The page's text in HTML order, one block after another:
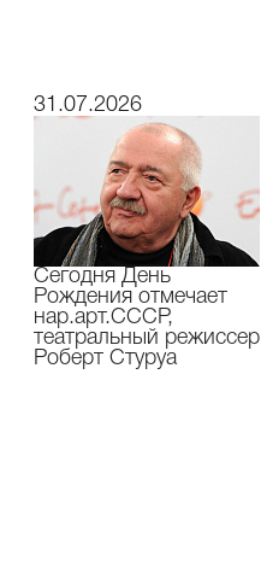
31.07.2026
Сегодня День
Рождения отмечает
нар.арт.СССР,
театральный режиссер
Роберт Стуруа